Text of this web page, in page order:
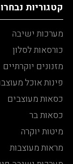
קטגוריות
מערכות ישיבה
כורסאות לסלון
מזנונים יוקרתיים
פינות אוכל
כסאות מעוצבים
כסאות בר
מיטות יוקרה
מראות מעוצבות